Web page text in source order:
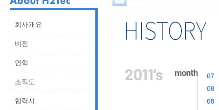
회사개요
비전
연혁
조직도
협력사